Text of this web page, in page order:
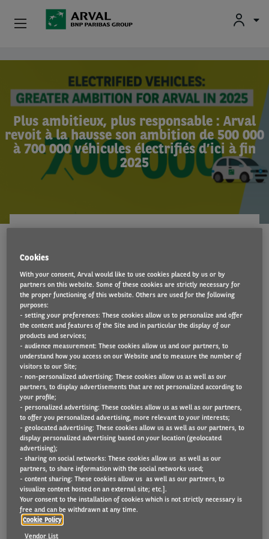
Plus ambitieux, plus responsable : Arval
revoit à la hausse son ambition de 500 000
à 700 000 véhicules électrifiés d’ici à fin
2025
En 2020, au lancement de son nouveau plan
stratégique, Arval s’était donné l’objectif de louer
500 000 véhicules électrifiés (hybrides et
électriques) d’ici à la fin 2025.
Avec la crise sanitaire, l’avènement de la mobilité et
la prise de conscience climatique, les individus
comme les entreprises ont pris plus rapidement
conscience de l’importance d’amorcer la transition
énergétique.
Arval s’est toujours positionné comme un acteur
engagé de cette transition en se dotant d’une
stratégie RSE ambitieuse et en mettant à la
disposition de ses clients des outils, produits et
Particuliers
PME & Indépendants
Corporate
Voiture D'occasion
À Propos D’Arval
Conducteurs
Cookies
With your consent, Arval would like to use cookies placed by us or by
partners on this website. Some of these cookies are strictly necessary for
the proper functioning of this website. Others are used for the following
purposes:
- setting your preferences: These cookies allow us to personalize and offer
the content and features of the Site and in particular the display of our
products and services;
- audience measurement: These cookies allow us and our partners, to
understand how you access on our Website and to measure the number of
visitors to our Site;
- non-personalized advertising: These cookies allow us as well as our
partners, to display advertisements that are not personalized according to
your profile;
- personalized advertising: These cookies allow us as well as our partners,
to offer you personalized advertising, more relevant to your interests;
- geolocated advertising: These cookies allow us as well as our partners, to
display personalized advertising based on your location (geolocated
advertising);
- sharing on social networks: These cookies allow us as well as our
partners, to share information with the social networks used;
- content sharing: These cookies allow us as well as our partners, to
visualize content hosted on an external site; etc.].
Your consent to the installation of cookies which is not strictly necessary is
free and can be withdrawn at any time.
Cookie Policy
Vendor List